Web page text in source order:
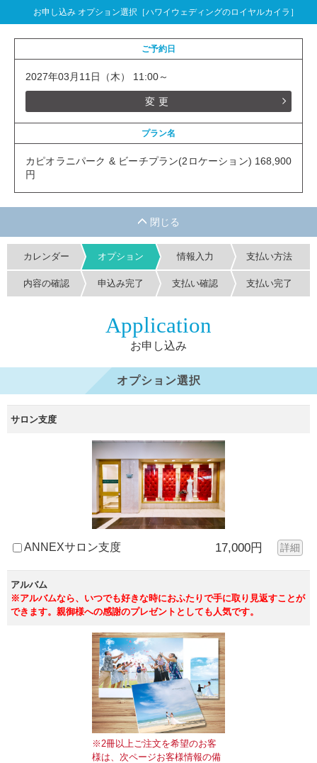
お申し込み オプション選択［ハワイウェディングのロイヤルカイラ］
ご予約日
2027年03月11日（木） 11:00～
変更
プラン名
カピオラニパーク & ビーチプラン(2ロケーション) 168,900
円
カレンダー オプション 情報入力 支払い方法
内容の確認 申込み完了 支払い確認 支払い完了
Application
お申し込み
オプション選択
サロン支度
ANNEXサロン支度 17,000円 詳細
アルバム
※アルバムなら、いつでも好きな時におふたりで手に取り見返すことが
できます。親御様への感謝のプレゼントとしても人気です。
※2冊以上ご注文を希望のお客
様は、次ページお客様情報の備